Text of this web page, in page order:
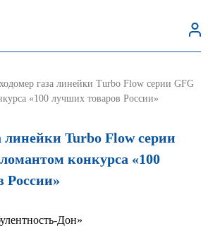
газа линейки Turbo Flow серии GFG
«100 лучших товаров России»
линейки Turbo Flow серии
конкурса «100
России»